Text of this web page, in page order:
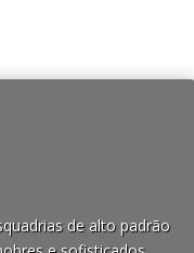
de alto padrão